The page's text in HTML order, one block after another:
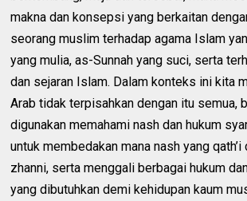
makna dan konsepsi yang berkaitan
seorang muslim terhadap agama Islam
yang mulia, as-Sunnah yang suci, serta
dan sejaran Islam. Dalam konteks ini kita
Arab tidak terpisahkan dengan itu semua,
digunakan memahami nash dan hukum
untuk membedakan mana nash yang qath’i
zhanni, serta menggali berbagai hukum
yang dibutuhkan demi kehidupan kaum